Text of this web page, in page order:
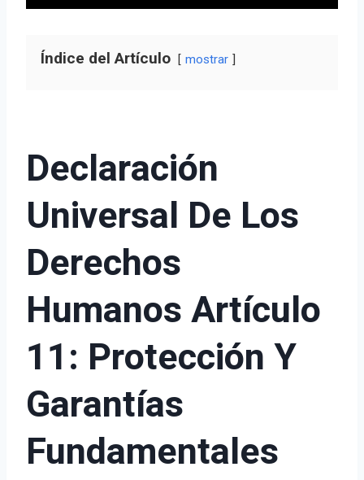
Índice del Artículo mostrar
Declaración
Universal De Los
Derechos
Humanos Artículo
11: Protección Y
Garantías
Fundamentales